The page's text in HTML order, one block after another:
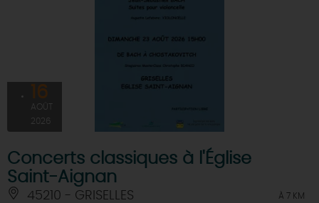
16
AOÛT
2026
Concerts classiques à l'Église
Saint-Aignan
45210 - GRISELLES À 7 KM